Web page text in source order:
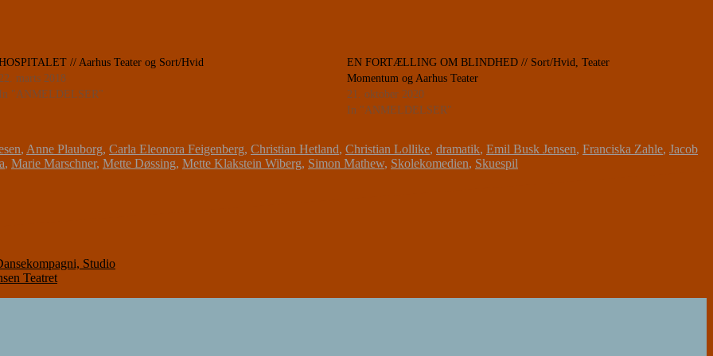
// Aarhus Teater og Sort/Hvid
22. marts 2018
In "ANMELDELSER"
EN FORTÆLLING OM BLINDHED // Sort/Hvid, Teater
Momentum og Aarhus Teater
21. oktober 2020
In "ANMELDELSER"
, Anne Plauborg, Carla Eleonora Feigenberg, Christian Hetland, Christian Lollike, dramatik, Emil Busk Jensen, Franciska Zahle, Jacob
, Marie Marschner, Mette Døssing, Mette Klakstein Wiberg, Simon Mathew, Skolekomedien, Skuespil
Studio
Teatret